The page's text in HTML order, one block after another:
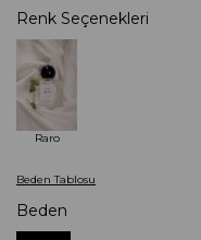
Renk Seçenekleri
Raro
Beden Tablosu
Beden